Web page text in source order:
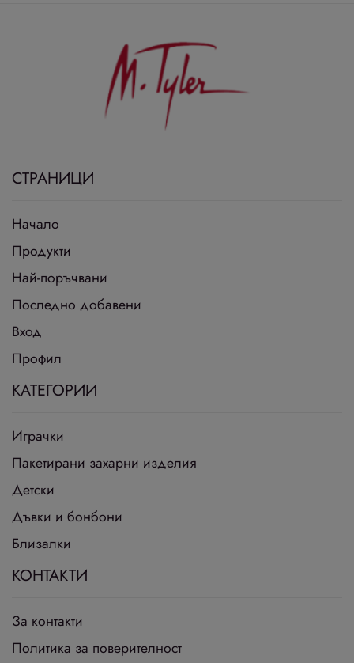
СТРАНИЦИ
Начало
Продукти
Най-поръчвани
Последно добавени
Вход
Профил
КАТЕГОРИИ
Играчки
Пакетирани захарни изделия
Детски
Дъвки и бонбони
Близалки
КОНТАКТИ
За контакти
Политика за поверителност